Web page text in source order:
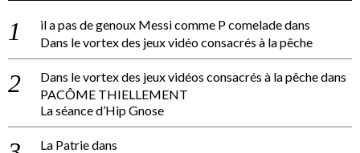
il a pas de genoux Messi comme P comeladedans
Dans le vortex des jeux vidéo consacrés à la pêche
Dans le vortex des jeux vidéos consacrés à la pêchedans
PACÔME THIELLEMENT
La séance d’Hip Gnose
La Patriedans